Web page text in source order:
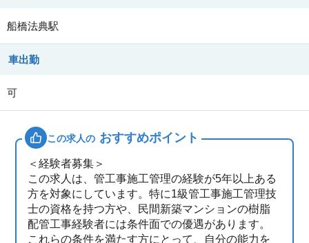
船橋法典駅
車出勤
可
この求人の おすすめポイント
＜経験者募集＞
この求人は、管工事施工管理の経験が5年以上ある
方を対象にしています。特に1級管工事施工管理技
士の資格を持つ方や、民間新築マンションの樹脂
配管工事経験者には条件面での優遇があります。
これらの条件を満たす方にとって、自分の能力を